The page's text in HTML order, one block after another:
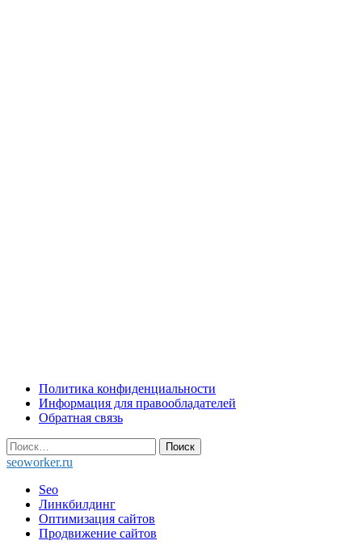
Skip
content
Политика конфиденциальности
Информация для правообладателей
Обратная связь
Найти:
seoworker.ru
Seo
Линкбилдинг
Оптимизация сайтов
Продвижение сайтов